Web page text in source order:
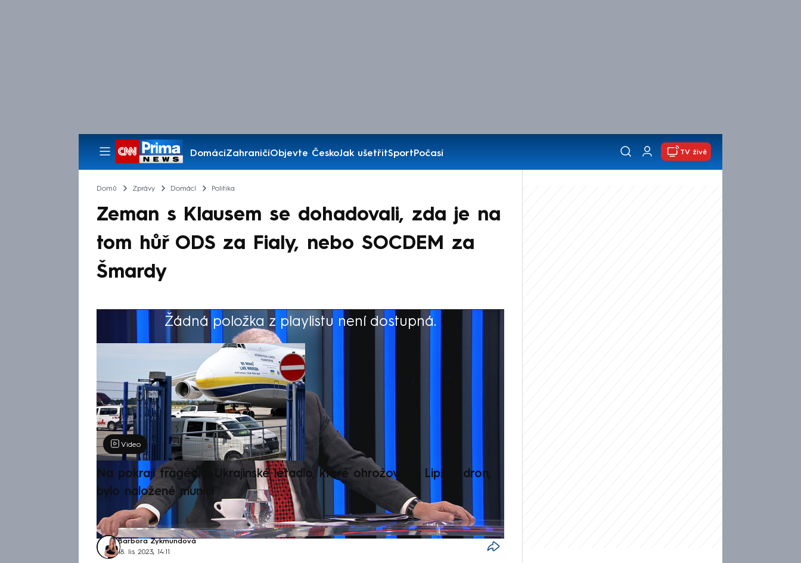
DomácíZahraničíObjevte ČeskoJak ušetřitSportPočasí
Pořady
TV živě
Domů Zprávy Domácí Politika
Zeman s Klausem se dohadovali, zda je na
tom hůř ODS za Fialy, nebo SOCDEM za
Šmardy
Žádná položka z playlistu není dostupná.
Výběr redakce
Video
Na pokraji tragédie: Ukrajinské letadlo, které ohrožoval v Lipsku dron,
bylo naložené municí
Barbora Zykmundová
18. lis 2023, 14:11